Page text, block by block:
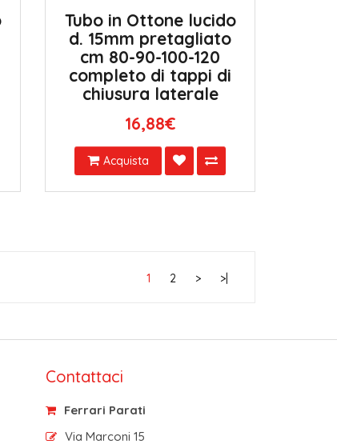
Tubo in Ottone lucido
d. 15mm pretagliato
cm 80-90-100-120
completo di tappi di
chiusura laterale
16,88€
Acquista
1 2 > >|
Contattaci
Ferrari Parati
Via Marconi 15